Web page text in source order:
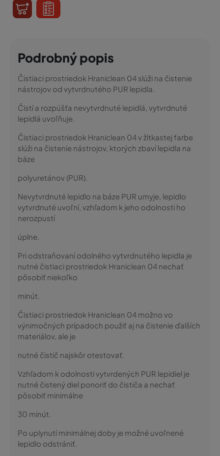
Podrobný popis
Čistiaci prostriedok Hraniclean 04 slúži na čistenie
nástrojov od vytvrdnutého PUR lepidla.
Čistí a rozpúšťa nevytvrdnuté lepidlá, vytvrdnuté
lepidlá uvoľňuje.
Čistiaci prostriedok Hraniclean 04 v žltkastej farbe
slúži na čistenie nástrojov, ktorých zbaví lepidla na
báze
polyuretánov (PUR).
Nevytvrdnuté lepidlo na báze PUR umyje, lepidlo
vytvrdnuté uvoľní, vzhľadom k jeho odolnosti ho
nerozpustí
úplne.
Pri odstraňovaní odolného vytvrdnutého lepidla je
nutné čistiaci prostriedok Hraniclean 04 nechať
pôsobiť niekoľko
minút.
Čistiaci prostriedok Hraniclean 04 možno vo
výnimočných prípadoch použiť aj na čistenie ďalších
materiálov, ale je
nutné čistič najskôr otestovať.
Vzhľadom k odolnosti vytvrdených PUR lepidiel je
nutné čistený diel ponoriť do čističa a nechať
pôsobiť minimálne
30 minút.
Po uplynutí minimálnej doby je možné uvoľnené
lepidlo odstrániť.